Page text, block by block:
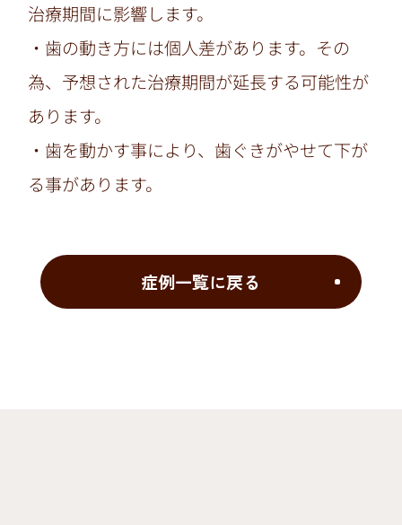
治療期間に影響します。
・歯の動き方には個人差があります。その
為、予想された治療期間が延長する可能性が
あります。
・歯を動かす事により、歯ぐきがやせて下が
る事があります。
症例一覧に戻る